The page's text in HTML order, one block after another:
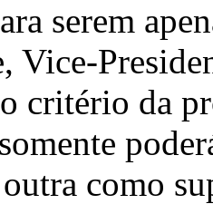
serem
Vice-
critério da
como